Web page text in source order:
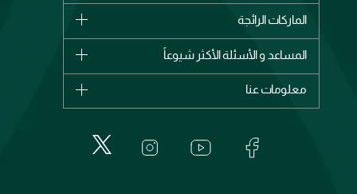
الأكثر مبيعاً
اشترِ بطاقة هدية
الماركات الرائجة
بربري
إيف سان لوران
المساعد و الأسئلة الأكثر شيوعاً
معلومات عنا
خدمات المعارض